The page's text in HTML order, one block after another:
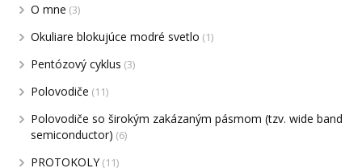
O mne (3)
Okuliare blokujúce modré svetlo (1)
Pentózový cyklus (3)
Polovodiče (11)
Polovodiče so širokým zakázaným pásmom (tzv. wide band
semiconductor) (6)
PROTOKOLY(11)